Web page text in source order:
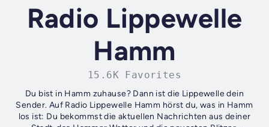
Radio Lippewelle
Hamm
15.6K Favorites
Du bist in Hamm zuhause? Dann ist die Lippewelle dein
Sender. Auf Radio Lippewelle Hamm hörst du, was in Hamm
los ist: Du bekommst die aktuellen Nachrichten aus deiner